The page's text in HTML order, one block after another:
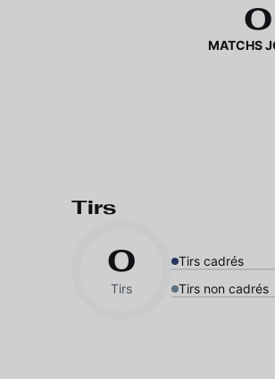
0
MATCHS
Tirs
0
Tirs
Tirs cadrés
Tirs non cadrés